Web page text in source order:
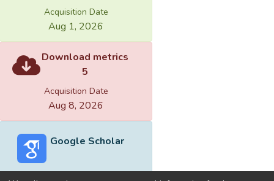
Acquisition Date
Aug 1, 2026
Download metrics
5
Acquisition Date
Aug 8, 2026
Google Scholar